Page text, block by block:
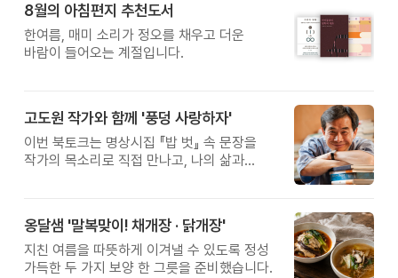
8월의 아침편지 추천도서
한여름, 매미 소리가 정오를 채우고 더운
바람이 들어오는 계절입니다.
고도원 작가와 함께 '풍덩 사랑하자'
이번 북토크는 명상시집 『밥 벗』 속 문장을
작가의 목소리로 직접 만나고, 나의 삶과
옹달샘 '말복맞이! 채개장 · 닭개장'
지친 여름을 따뜻하게 이겨낼 수 있도록 정성
가득한 두 가지 보양 한 그릇을 준비했습니다.